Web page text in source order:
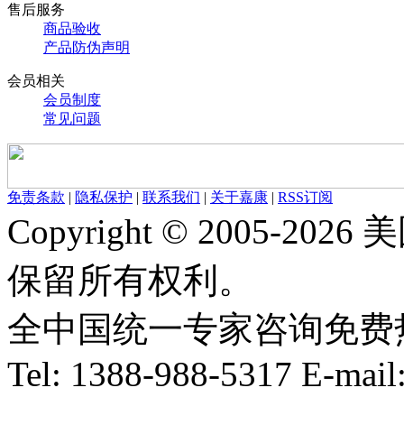
售后服务
商品验收
产品防伪声明
会员相关
会员制度
常见问题
免责条款 | 隐私保护 | 联系我们 | 关于嘉康 | RSS订阅
Copyright © 2005-2026
保留所有权利。
全中国统一专家咨询免费
Tel: 1388-988-5317 E-